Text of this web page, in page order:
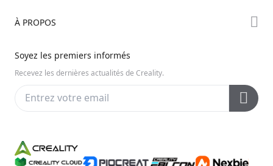
Discord
Centre d’Aide
Centre Vidéo
Service Après-Vente
À PROPOS
Contactez-nous
Soyez les premiers informés
Recevez les dernières actualités de Creality.